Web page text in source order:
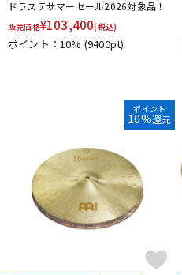
ドラステサマーセール2026対象品！
販売価格¥103,400(税込)
ポイント：10% (9400pt)
ポイント
10%還元